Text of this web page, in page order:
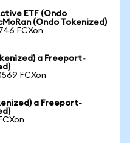
ETF (Ondo
(Ondo Tokenized)
FCXon
a Freeport-
FCXon
a Freeport-